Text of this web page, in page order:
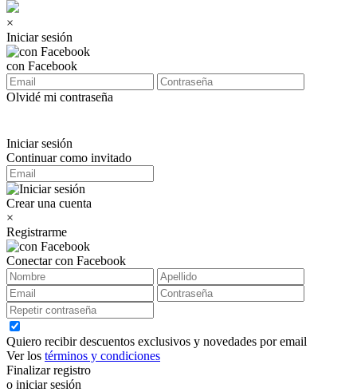
×
Iniciar sesión
con Facebook
Olvidé mi contraseña
Iniciar sesión
Continuar como invitado
Crear una cuenta
×
Registrarme
Conectar con Facebook
Quiero recibir descuentos exclusivos y novedades por email
Ver los términos y condiciones
Finalizar registro
o iniciar sesión